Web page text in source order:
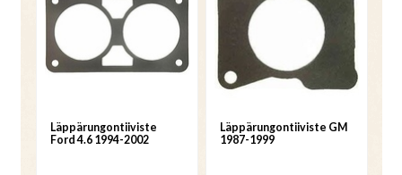
Läppärungontiiviste
Ford 4.6 1994-2002
Läppärungontiiviste GM
1987-1999